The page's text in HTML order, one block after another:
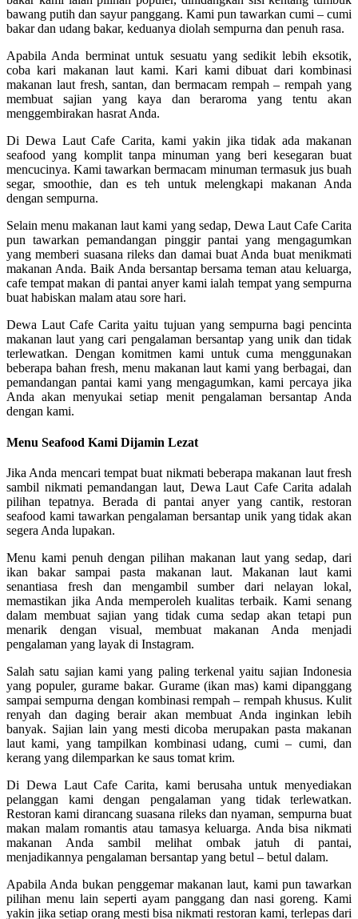
bawang putih dan sayur panggang. Kami pun tawarkan cumi – cumi
bakar dan udang bakar, keduanya diolah sempurna dan penuh rasa.
Apabila Anda berminat untuk sesuatu yang sedikit lebih eksotik,
coba kari makanan laut kami. Kari kami dibuat dari kombinasi
makanan laut fresh, santan, dan bermacam rempah – rempah yang
membuat sajian yang kaya dan beraroma yang tentu akan
menggembirakan hasrat Anda.
Di Dewa Laut Cafe Carita, kami yakin jika tidak ada makanan
seafood yang komplit tanpa minuman yang beri kesegaran buat
mencucinya. Kami tawarkan bermacam minuman termasuk jus buah
segar, smoothie, dan es teh untuk melengkapi makanan Anda
dengan sempurna.
Selain menu makanan laut kami yang sedap, Dewa Laut Cafe Carita
pun tawarkan pemandangan pinggir pantai yang mengagumkan
yang memberi suasana rileks dan damai buat Anda buat menikmati
makanan Anda. Baik Anda bersantap bersama teman atau keluarga,
cafe tempat makan di pantai anyer kami ialah tempat yang sempurna
buat habiskan malam atau sore hari.
Dewa Laut Cafe Carita yaitu tujuan yang sempurna bagi pencinta
makanan laut yang cari pengalaman bersantap yang unik dan tidak
terlewatkan. Dengan komitmen kami untuk cuma menggunakan
beberapa bahan fresh, menu makanan laut kami yang berbagai, dan
pemandangan pantai kami yang mengagumkan, kami percaya jika
Anda akan menyukai setiap menit pengalaman bersantap Anda
dengan kami.
Menu Seafood Kami Dijamin Lezat
Jika Anda mencari tempat buat nikmati beberapa makanan laut fresh
sambil nikmati pemandangan laut, Dewa Laut Cafe Carita adalah
pilihan tepatnya. Berada di pantai anyer yang cantik, restoran
seafood kami tawarkan pengalaman bersantap unik yang tidak akan
segera Anda lupakan.
Menu kami penuh dengan pilihan makanan laut yang sedap, dari
ikan bakar sampai pasta makanan laut. Makanan laut kami
senantiasa fresh dan mengambil sumber dari nelayan lokal,
memastikan jika Anda memperoleh kualitas terbaik. Kami senang
dalam membuat sajian yang tidak cuma sedap akan tetapi pun
menarik dengan visual, membuat makanan Anda menjadi
pengalaman yang layak di Instagram.
Salah satu sajian kami yang paling terkenal yaitu sajian Indonesia
yang populer, gurame bakar. Gurame (ikan mas) kami dipanggang
sampai sempurna dengan kombinasi rempah – rempah khusus. Kulit
renyah dan daging berair akan membuat Anda inginkan lebih
banyak. Sajian lain yang mesti dicoba merupakan pasta makanan
laut kami, yang tampilkan kombinasi udang, cumi – cumi, dan
kerang yang dilemparkan ke saus tomat krim.
Di Dewa Laut Cafe Carita, kami berusaha untuk menyediakan
pelanggan kami dengan pengalaman yang tidak terlewatkan.
Restoran kami dirancang suasana rileks dan nyaman, sempurna buat
makan malam romantis atau tamasya keluarga. Anda bisa nikmati
makanan Anda sambil melihat ombak jatuh di pantai,
menjadikannya pengalaman bersantap yang betul – betul dalam.
Apabila Anda bukan penggemar makanan laut, kami pun tawarkan
pilihan menu lain seperti ayam panggang dan nasi goreng. Kami
yakin jika setiap orang mesti bisa nikmati restoran kami, terlepas dari